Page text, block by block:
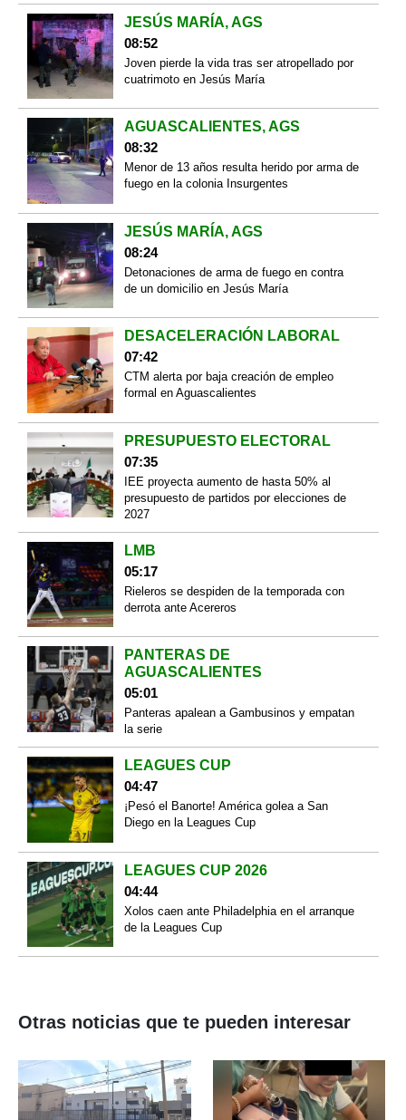
JESÚS MARÍA, AGS
08:52
Joven pierde la vida tras ser atropellado por
cuatrimoto en Jesús María
AGUASCALIENTES, AGS
08:32
Menor de 13 años resulta herido por arma de
fuego en la colonia Insurgentes
JESÚS MARÍA, AGS
08:24
Detonaciones de arma de fuego en contra
de un domicilio en Jesús María
DESACELERACIÓN LABORAL
07:42
CTM alerta por baja creación de empleo
formal en Aguascalientes
PRESUPUESTO ELECTORAL
07:35
IEE proyecta aumento de hasta 50% al
presupuesto de partidos por elecciones de
2027
LMB
05:17
Rieleros se despiden de la temporada con
derrota ante Acereros
PANTERAS DE
AGUASCALIENTES
05:01
Panteras apalean a Gambusinos y empatan
la serie
LEAGUES CUP
04:47
¡Pesó el Banorte! América golea a San
Diego en la Leagues Cup
LEAGUES CUP 2026
04:44
Xolos caen ante Philadelphia en el arranque
de la Leagues Cup
Otras noticias que te pueden interesar